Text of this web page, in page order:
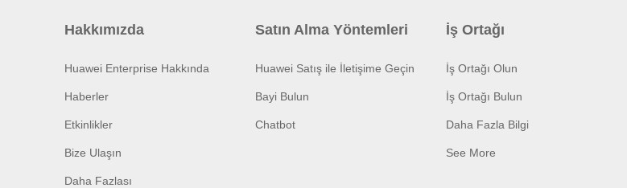
Hakkımızda
Huawei Enterprise Hakkında
Haberler
Etkinlikler
Bize Ulaşın
Daha Fazlası
Satın Alma Yöntemleri
Huawei Satış ile İletişime Geçin
Bayi Bulun
Chatbot
İş Ortağı
İş Ortağı Olun
İş Ortağı Bulun
Daha Fazla Bilgi
See More